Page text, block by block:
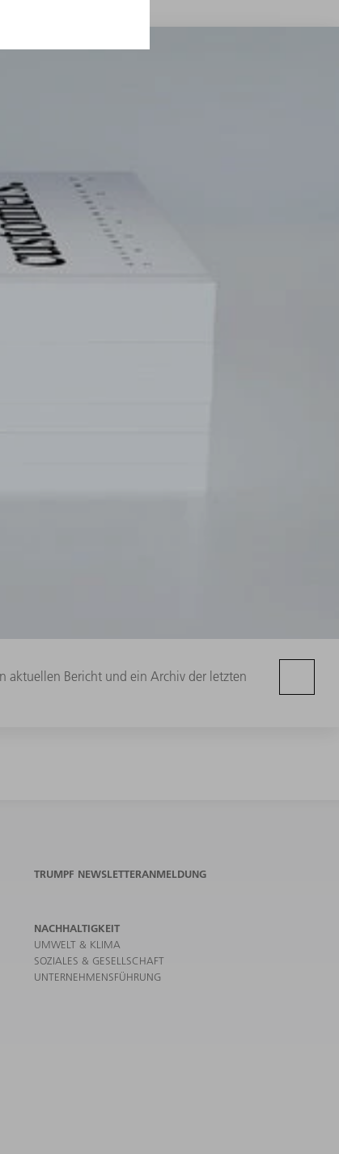
aktuellen Bericht und ein Archiv der letzten
TRUMPF NEWSLETTERANMELDUNG
NACHHALTIGKEIT
UMWELT & KLIMA
SOZIALES & GESELLSCHAFT
UNTERNEHMENSFÜHRUNG